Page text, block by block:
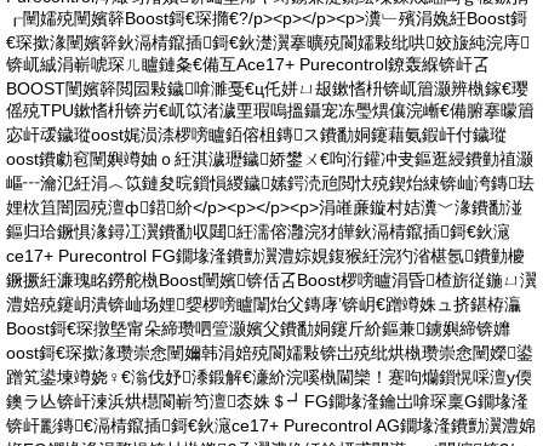
┎闉嬬殑闉嬪簳Boost鎶€琛撱€?/p><p></p><p>瀵﹂殯涓婏紝Boost鎶
€琛撳湪闉嬪簳鈥滆棈鑹插鎶€鈥濋瀷搴曠殑閬嬬敤纰哄姣旇純浣庤
锛屼絾涓嶄唬琛ㄦ矑鏈夈€備互Ace17+ Purecontrol鐐轰緥锛屽叾
BOOST闉嬪簳閲囩敤鐬啽濉戞€ц仛姘ㄩ叝鏉愭枡锛屼篃灏辨槸鎵€璎
傜殑TPU鏉愭枡锛岃€屼笖渚濊垔瑕嗚搵鑷宠冻璺熼儴浣嶃€備腑搴曚篃
宓屽叆鐬瑽oost娓涢渿椤嗙矑銆傛柤鏄ス鐨勫姛鑳藉氨鍜屽付鐬瑽
oost鐨勮窇闉嬩竴妯ｏ紝淇濊瓑鐬娇鐢ㄨ€呴洐鑵冲叏鏂逛綅鐨勭禃灏
嶇┅瀹氾紝涓︿笖鏈夋晥鎻愪緵鐬嫊鍔涜兘閲忕殑鍥炲綀锛屾洿鏄珐
娌栨笡闇囩殑澶ф鍣紒</p><p></p><p>涓嶉亷鏇村姞瀵﹀湪鐨勫湴
鏂归珨鐝惧湪鐞冮瀷鐨勫収閮紝濡傛灉浣犲皣鈥滆棈鑹插鎶€鈥滱
ce17+ Purecontrol FG鐗堟湰鐨勯瀷澧婃娊鍑猴紝浣犳渻椹氬鐨勭櫦
鐝撅紝濂瑰眳鐒舵槸Boost闉嬪锛佸叾Boost椤嗙矑涓昏楂旂従鍦ㄩ瀷
澧婄殑鑳岄潰锛屾场娌媭椤嗙矑闈炲父鏄庨’锛岄€蹭竴姝ュ挤鍖栫灜
Boost鎶€琛撴墍甯朵締瓒呬箮灏嬪父鐨勫姛鑳斤紒鏂兼鐪嬩締锛孊
oost鎶€琛撳湪瓒崇悆闉嬭韩涓婄殑閬嬬敤锛岀殑纰烘槸瓒崇悆闉嬫鍙
蹭笂鍙堜竴娆♀€滃伐妤潻鍛解€濓紒浣嗘槸閫欒！蹇呴爤鎻愰啋澶у偄
鐭ラ亾锛屽湅浜烘櫘閬嶄笉澶枩姝＄┛FG鐗堟湰鑰岀啽琛稟G鐗堟湰
锛屽彲鏄€滆棈鑹插鎶€鈥滱ce17+ Purecontrol AG鐗堟湰鐨勯瀷澧婂